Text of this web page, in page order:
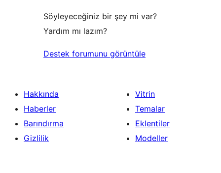
Söyleyeceğiniz bir şey mi var?
Yardım mı lazım?
Destek forumunu görüntüle
Hakkında
Haberler
Barındırma
Gizlilik
Vitrin
Temalar
Eklentiler
Modeller